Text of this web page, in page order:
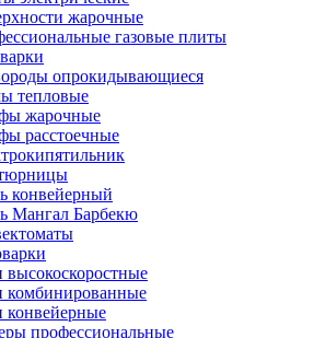
жарочные
газовые плиты
опрокидывающиеся
тепловые
жарочные
расстоечные
конвейерный
Мангал Барбекю
высокоскоростные
комбинированные
конвейерные
профессиональные